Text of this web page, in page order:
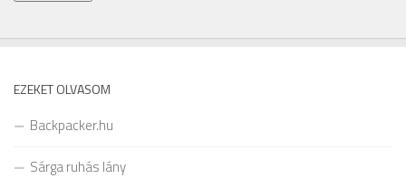
EZEKET OLVASOM
Backpacker.hu
Sárga ruhás lány